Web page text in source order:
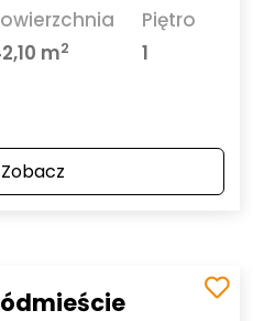
m2
Piętro
1
Zobacz